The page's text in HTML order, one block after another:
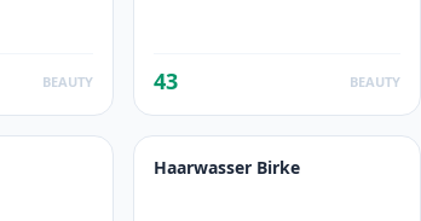
BEAUTY 43 BEAUTY
Haarwasser Birke